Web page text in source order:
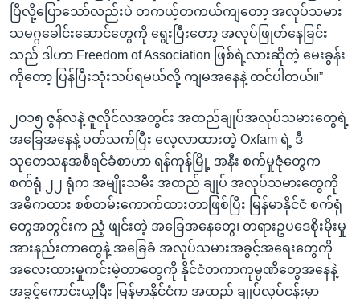
ပြီလို့ပြောသော်လည်းပဲ တကယ့်တကယ်ကျတော့ အလုပ်သမား
သမဂ္ဂခေါင်းဆောင်တွေကို ရွေးပြီးတော့ အလုပ်ဖြုတ်နေခြင်း
သည် ဒါဟာ Freedom of Association ဖြစ်ရဲ့လားဆိုတဲ့ မေးခွန်း
ကိုတော့ ပြန်ပြီးသုံးသပ်ရမယ်လို့ ကျမအနေနဲ့ ထင်ပါတယ်။”
၂၀၁၅ ဇွန်လနဲ့ ဇူလိုင်လအတွင်း အထည်ချုပ်အလုပ်သမားတွေရဲ့
အခြေအနေနဲ့ ပတ်သက်ပြီး လေ့လာထားတဲ့ Oxfam ရဲ့ ဒီ
သုတေသနအစီရင်ခံစာဟာ ရန်ကုန်မြို့ အနီး စက်မှုဇုံတွေက
စက်ရုံ ၂၂ ရုံက အမျိုးသမီး အထည် ချုပ် အလုပ်သမားတွေကို
အဓိကထား စစ်တမ်းကောက်ထားတာဖြစ်ပြီး မြန်မာနိုင်ငံ စက်ရုံ
တွေအတွင်းက ညံ့ ဖျင်းတဲ့ အခြေအနေတွေ၊ တရားဥပဒေစိုးမိုးမှု
အားနည်းတာတွေနဲ့ အခြေခံ အလုပ်သမားအခွင့်အရေးတွေကို
အလေးထားမှုကင်းမဲ့တာတွေကို နိုင်ငံတကာကုမ္ပဏီတွေအနေနဲ့
အခွင့်ကောင်းယူပြီး မြန်မာနိုင်ငံက အထည် ချုပ်လုပ်ငန်းမှာ